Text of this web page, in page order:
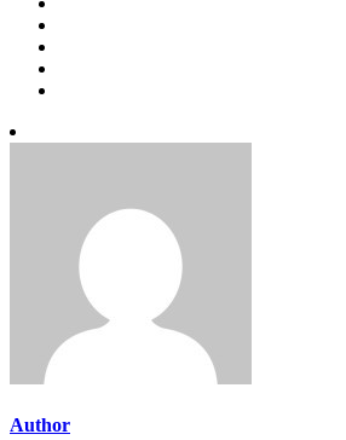
Author